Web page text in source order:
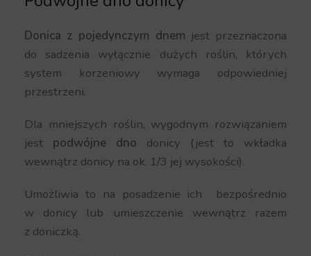
Donica z pojedynczym dnem jest przeznaczona
do sadzenia wyłącznie dużych roślin, których
system korzeniowy wymaga odpowiedniej
przestrzeni.
Dla mniejszych roślin, wygodnym rozwiązaniem
jest podwójne dno donicy (jest to wkładka
wewnątrz donicy na ok. 1/3 jej wysokości).
Umożliwia to na posadzenie ich bezpośrednio
w donicy lub umieszczenie wewnątrz razem
z doniczką.